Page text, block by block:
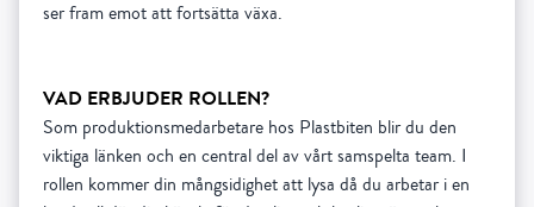
VAD ERBJUDER ROLLEN?
Som produktionsmedarbetare hos Plastbiten blir du den
viktiga länken och en central del av vårt samspelta team. I
rollen kommer din mångsidighet att lysa då du arbetar i en